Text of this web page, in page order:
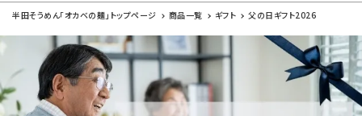
半田そうめん「オカベの麺」トップページ 商品一覧 ギフト 父の日ギフト2026